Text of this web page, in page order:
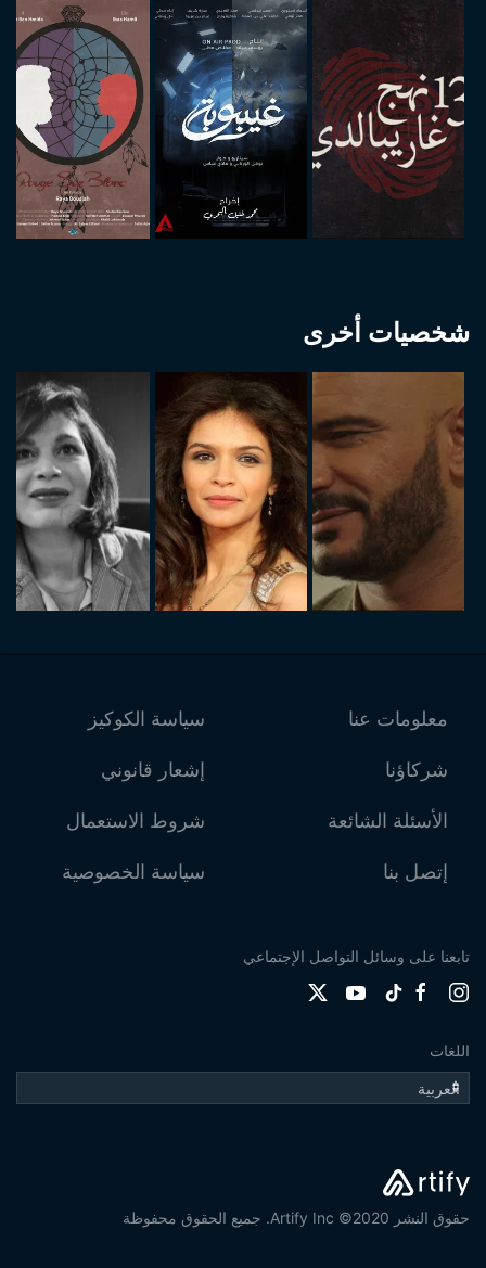
شخصيات أخرى
معلومات عنا
شركاؤنا
الأسئلة الشائعة
إتصل بنا
سياسة الكوكيز
إشعار قانوني
شروط الاستعمال
سياسة الخصوصية
تابعنا على وسائل التواصل الإجتماعي
اللغات
حقوق النشر 2020© Artify Inc. جميع الحقوق محفوظة